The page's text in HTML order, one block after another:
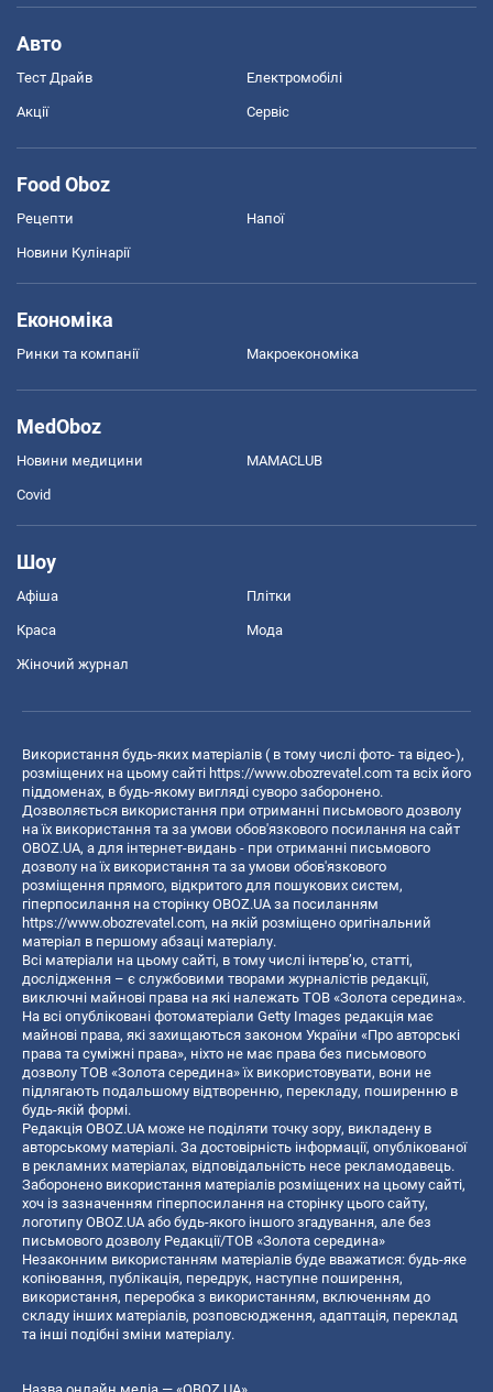
Авто
Тест Драйв Електромобілі
Акції Сервіс
Food Oboz
Рецепти Напої
Новини Кулінарії
Економіка
Ринки та компанії Макроекономіка
MedOboz
Новини медицини MAMACLUB
Covid
Шоу
Афіша Плітки
Краса Мода
Жіночий журнал
Використання будь-яких матеріалів ( в тому числі фото- та відео-),
розміщених на цьому сайті https://www.obozrevatel.com та всіх його
піддоменах, в будь-якому вигляді суворо заборонено.
Дозволяється використання при отриманні письмового дозволу
на їх використання та за умови обов'язкового посилання на сайт
OBOZ.UA, а для інтернет-видань - при отриманні письмового
дозволу на їх використання та за умови обов'язкового
розміщення прямого, відкритого для пошукових систем,
гіперпосилання на сторінку OBOZ.UA за посиланням
https://www.obozrevatel.com, на якій розміщено оригінальний
матеріал в першому абзаці матеріалу.
Всі матеріали на цьому сайті, в тому числі інтерв’ю, статті,
дослідження – є службовими творами журналістів редакції,
виключні майнові права на які належать ТОВ «Золота середина».
На всі опубліковані фотоматеріали Getty Images редакція має
майнові права, які захищаються законом України «Про авторські
права та суміжні права», ніхто не має права без письмового
дозволу ТОВ «Золота середина» їх використовувати, вони не
підлягають подальшому відтворенню, перекладу, поширенню в
будь-якій формі.
Редакція OBOZ.UA може не поділяти точку зору, викладену в
авторському матеріалі. За достовірність інформації, опублікованої
в рекламних матеріалах, відповідальність несе рекламодавець.
Заборонено використання матеріалів розміщених на цьому сайті,
хоч із зазначенням гіперпосилання на сторінку цього сайту,
логотипу OBOZ.UA або будь-якого іншого згадування, але без
письмового дозволу Редакції/ТОВ «Золота середина»
Незаконним використанням матеріалів буде вважатися: будь-яке
копiювання, публiкацiя, передрук, наступне поширення,
використання, переробка з використанням, включенням до
складу інших матеріалів, розповсюдження, адаптація, переклад
та інші подібні зміни матеріалу.